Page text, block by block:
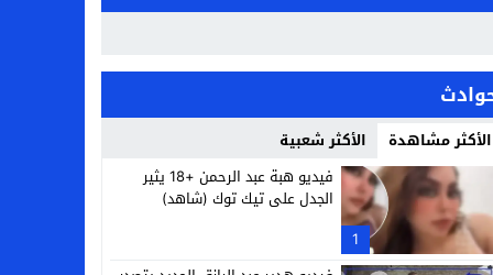
الأكثر مشاهدة الأكثر شعبية
1
فيديو هبة عبد الرحمن +18 يثير
الجدل على تيك توك (شاهد)